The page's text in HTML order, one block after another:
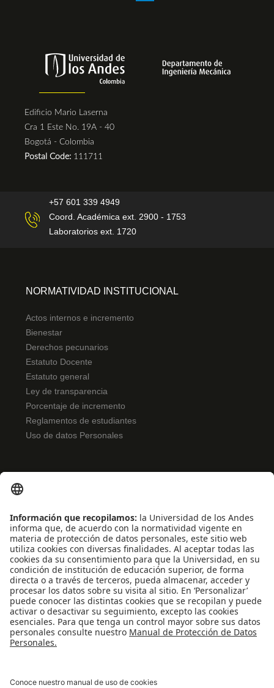
Edificio Mario Laserna
Cra 1 Este No. 19A - 40
Bogotá - Colombia
Postal Code: 111711
+57 601 339 4949
Coord. Académica ext. 2900 - 1753
Laboratorios ext. 1720
NORMATIVIDAD INSTITUCIONAL
Actos internos e incremento
Bienestar
Derechos pecunarios
Estatuto Docente
Estatuto general
Ley de transparencia
Porcentaje de incremento
Reglamentos de estudiantes
Uso de datos Personales
Noticias
Eventos
Profesores
Iniciativas estudiantiles
Escuela Internacional de Verano
Apoyo financiero
Software y tecnología